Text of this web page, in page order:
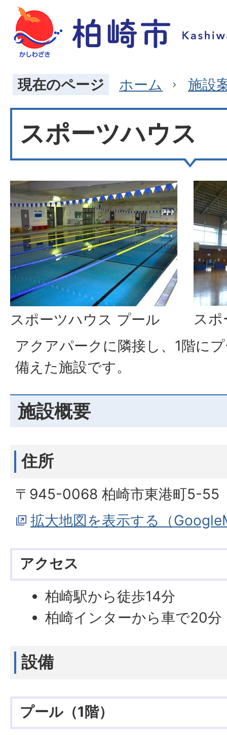
現在のページ ホーム 施設
スポーツハウス
スポーツハウス プール
ス
アクアパークに隣接し、1階に
備えた施設です。
施設概要
住所
〒945-0068 柏崎市東港町5-55
拡大地図を表示する（
アクセス
柏崎駅から徒歩14分
柏崎インターから車で20分
設備
プール（1階）